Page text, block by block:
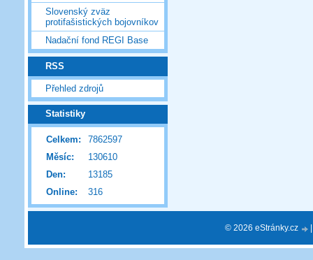
Slovenský zväz
protifašistických bojovníkov
Nadační fond REGI Base
RSS
Přehled zdrojů
Statistiky
Online: 316
Celkem:
7862597
Měsíc:
130610
Den:
13185
© 2026 eStránky.cz